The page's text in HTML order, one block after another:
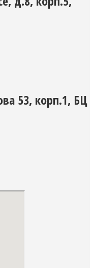
53, корп.1, БЦ